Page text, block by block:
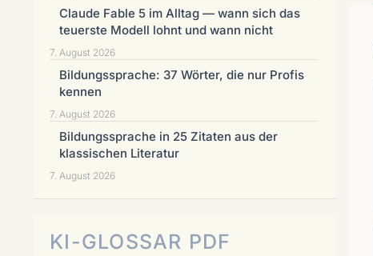
Claude Fable 5 im Alltag — wann sich das
teuerste Modell lohnt und wann nicht
7. August 2026
Bildungssprache: 37 Wörter, die nur Profis
kennen
7. August 2026
Bildungssprache in 25 Zitaten aus der
klassischen Literatur
7. August 2026
KI-GLOSSAR PDF